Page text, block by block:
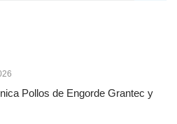
Pollos de Engorde Grantec y